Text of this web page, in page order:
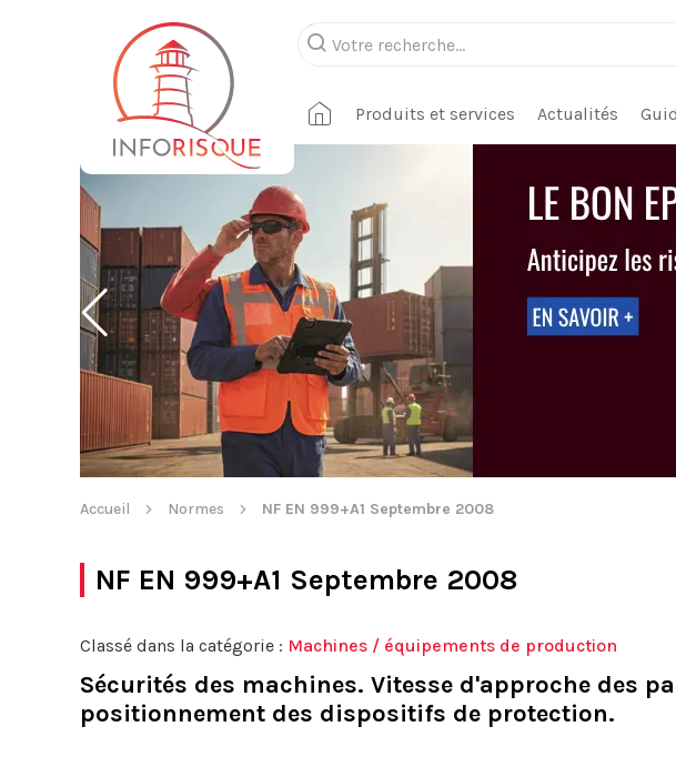
Produits et services Actualités
Accueil Normes NF EN 999+A1 Septembre 2008
NF EN 999+A1 Septembre 2008
Classé dans la catégorie : Machines / équipements de production
Sécurités des machines. Vitesse d'approche des
positionnement des dispositifs de protection.